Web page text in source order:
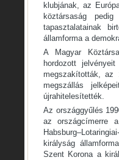
klubjának, az
köztársaság
tapasztalatainak
államforma a
A Magyar
hordozott
megszakították, az
megszállás
újrahitelesítették.
Az országgyűlés
az országcímerre
királyság
Szent Korona a